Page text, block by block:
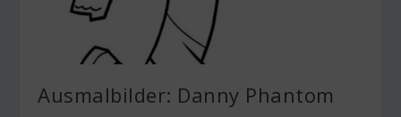
Ausmalbilder: Danny Phantom